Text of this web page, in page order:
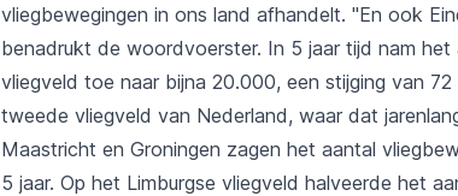
vliegbewegingen in ons land afhandelt. "En ook
benadrukt de woordvoerster. In 5 jaar tijd nam
vliegveld toe naar bijna 20.000, een stijging van
tweede vliegveld van Nederland, waar dat
Maastricht en Groningen zagen het aantal
5 jaar. Op het Limburgse vliegveld halveerde het